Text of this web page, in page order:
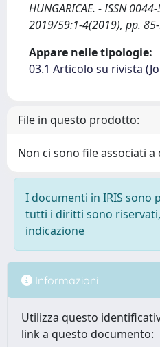
HUNGARICAE. - ISSN
2019/59:1-4(2019), pp.
Appare nelle tipologie:
03.1 Articolo su rivista
File in questo prodotto:
Non ci sono file associati
I documenti in IRIS sono
tutti i diritti sono
indicazione
Informazioni
Utilizza questo
link a questo documento: